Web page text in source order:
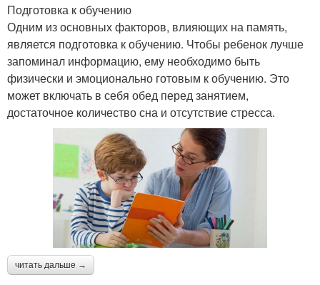
Подготовка к обучению
Одним из основных факторов, влияющих на память,
является подготовка к обучению. Чтобы ребенок лучше
запоминал информацию, ему необходимо быть
физически и эмоционально готовым к обучению. Это
может включать в себя обед перед занятием,
достаточное количество сна и отсутствие стресса.
читать дальше →